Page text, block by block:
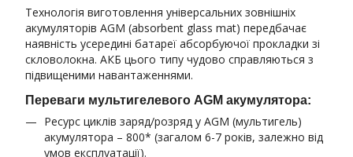
Технологія виготовлення універсальних зовнішніх
акумуляторів AGM (absorbent glass mat) передбачає
наявність усередині батареї абсорбуючої прокладки зі
скловолокна. АКБ цього типу чудово справляються з
підвищеними навантаженнями.
Переваги мультигелевого AGM акумулятора:
Ресурс циклів заряд/розряд у AGM (мультигель)
акумулятора – 800* (загалом 6-7 років, залежно від
умов експлуатації).